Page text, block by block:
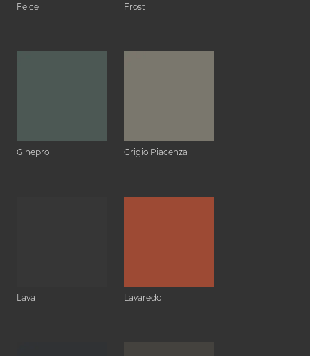
Felce Frost
Ginepro Grigio Piacenza
Lava Lavaredo